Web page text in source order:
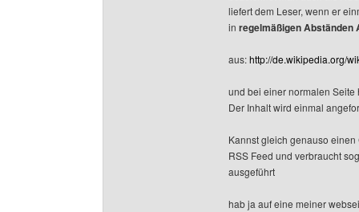
liefert dem Leser, wenn er
in regelmäßigen Abständen
aus:http://de.wikipedia.org/
und bei einer normalen
Der Inhalt wird einmal
Kannst gleich genauso
RSS Feed und verbraucht
ausgeführt
hab ja auf eine meiner